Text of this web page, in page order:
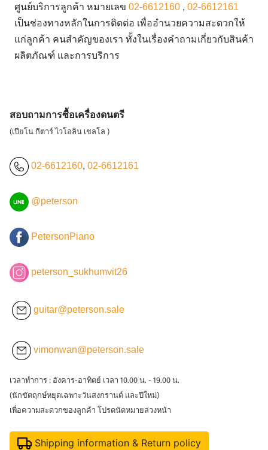
ศูนย์บริการลูกค้า หมายเลข 02-6612160 , 02-6612161
เป็นช่องทางหลักในการติดต่อ เพื่ออำนวยความสะดวกให้
แก่ลูกค้า คนสำคัญของเรา ทั้งในเรื่องคำถามเกี่ยวกับสินค้า
ผลิตภัณฑ์ และการบริการ
สอบถามการซื้อเครื่องดนตรี
(เปียโน กีตาร์ ไวโอลิน เชลโล )
02-6612160, 02-6612161
@peterson
PetersonPiano
peterson_sukhumvit26
guitar@peterson.sale
vimonwan@peterson.sale
เวลาทำการ : อังคาร-อาทิตย์ เวลา 10.00 น. - 19.00 น.
(นักขัตฤกษ์หยุดเฉพาะวันสงกรานต์ และปีใหม่)
เพื่อความสะดวกของลูกค้า โปรดนัดหมายล่วงหน้า
Shipping information & Return policy